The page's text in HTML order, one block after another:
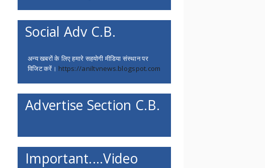
Social Adv C.B.
अन्य खबरों के लिए हमारे सहयोगी मीडिया संस्थान पर
विजिट करें। https://aniltvnews.blogspot.com
Advertise Section C.B.
Important....Video